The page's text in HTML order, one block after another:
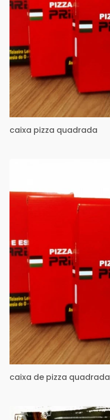
caixa pizza quadrada
caixa de pizza quadrada